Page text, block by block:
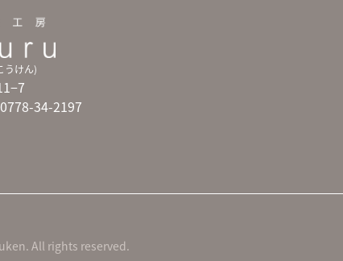
うけん)
34-2197
All rights reserved.